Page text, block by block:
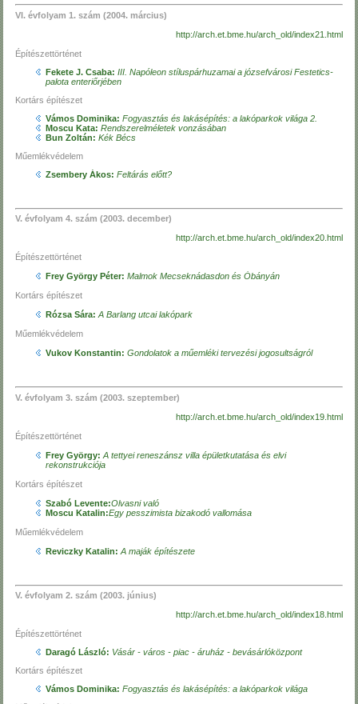
VI. évfolyam 1. szám (2004. március)
http://arch.et.bme.hu/arch_old/index21.html
Építészettörténet
Fekete J. Csaba:III. Napóleon stíluspárhuzamai a józsefvárosi Festetics-
palota enteriőrjében
Kortárs építészet
Vámos Dominika:Fogyasztás és lakásépítés: a lakóparkok világa 2.
Moscu Kata:Rendszerelméletek vonzásában
Bun Zoltán:Kék Bécs
Műemlékvédelem
Zsembery Ákos:Feltárás előtt?
V. évfolyam 4. szám (2003. december)
http://arch.et.bme.hu/arch_old/index20.html
Építészettörténet
Frey György Péter:Malmok Mecseknádasdon és Óbányán
Kortárs építészet
Rózsa Sára:A Barlang utcai lakópark
Műemlékvédelem
Vukov Konstantin:Gondolatok a műemléki tervezési jogosultságról
V. évfolyam 3. szám (2003. szeptember)
http://arch.et.bme.hu/arch_old/index19.html
Építészettörténet
Frey György:A tettyei reneszánsz villa épületkutatása és elvi
rekonstrukciója
Kortárs építészet
Szabó Levente:Olvasni való
Moscu Katalin:Egy pesszimista bizakodó vallomása
Műemlékvédelem
Reviczky Katalin:A maják építészete
V. évfolyam 2. szám (2003. június)
http://arch.et.bme.hu/arch_old/index18.html
Építészettörténet
Daragó László: Vásár - város - piac - áruház - bevásárlóközpont
Kortárs építészet
Vámos Dominika:Fogyasztás és lakásépítés: a lakóparkok világa